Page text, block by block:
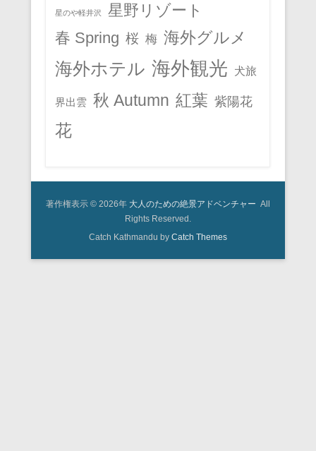
星のや軽井沢
星野リゾート
春 Spring 桜 梅 海外グルメ
海外ホテル 海外観光 犬旅
界出雲 秋 Autumn 紅葉 紫陽花
花
著作権表示 © 2026年 大人のための絶景アドベンチャー All
Rights Reserved.
Catch Kathmandu by Catch Themes